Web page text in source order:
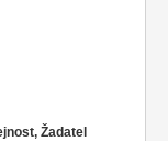
Žadatel